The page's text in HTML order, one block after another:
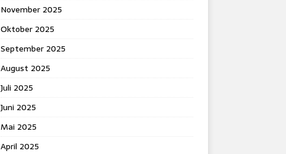
November 2025
Oktober 2025
September 2025
August 2025
Juli 2025
Juni 2025
Mai 2025
April 2025